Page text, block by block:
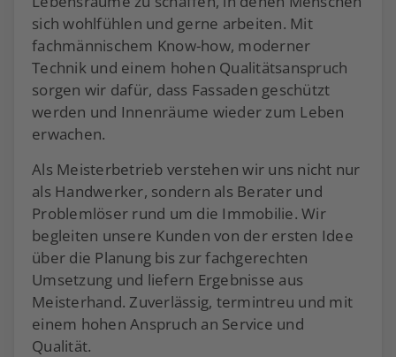
sich wohlfühlen und gerne arbeiten. Mit
fachmännischem Know-how, moderner
Technik und einem hohen Qualitätsanspruch
sorgen wir dafür, dass Fassaden geschützt
werden und Innenräume wieder zum Leben
erwachen.
Als Meisterbetrieb verstehen wir uns nicht nur
als Handwerker, sondern als Berater und
Problemlöser rund um die Immobilie. Wir
begleiten unsere Kunden von der ersten Idee
über die Planung bis zur fachgerechten
Umsetzung und liefern Ergebnisse aus
Meisterhand. Zuverlässig, termintreu und mit
einem hohen Anspruch an Service und
Qualität.